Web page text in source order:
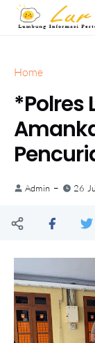
Home
*Polres
Admin 26